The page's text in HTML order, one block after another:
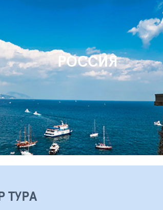
РОССИЯ
Найти туры Отправить заявку
ТУРА